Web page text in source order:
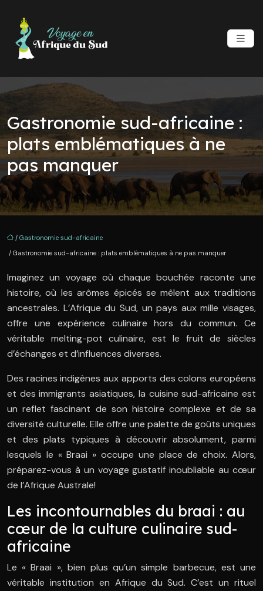
Gastronomie sud-africaine :
plats emblématiques à ne
pas manquer
/ Gastronomie sud-africaine
/ Gastronomie sud-africaine : plats emblématiques à ne pas manquer
Imaginez un voyage où chaque bouchée raconte une
histoire, où les arômes épicés se mêlent aux traditions
ancestrales. L’Afrique du Sud, un pays aux mille visages,
offre une expérience culinaire hors du commun. Ce
véritable melting-pot culinaire, est le fruit de siècles
d’échanges et d’influences diverses.
Des racines indigènes aux apports des colons européens
et des immigrants asiatiques, la cuisine sud-africaine est
un reflet fascinant de son histoire complexe et de sa
diversité culturelle. Elle offre une palette de goûts uniques
et des plats typiques à découvrir absolument, parmi
lesquels le « Braai » occupe une place de choix. Alors,
préparez-vous à un voyage gustatif inoubliable au cœur
de l’Afrique Australe!
Les incontournables du braai : au
cœur de la culture culinaire sud-
africaine
Le « Braai », bien plus qu’un simple barbecue, est une
véritable institution en Afrique du Sud. C’est un rituel